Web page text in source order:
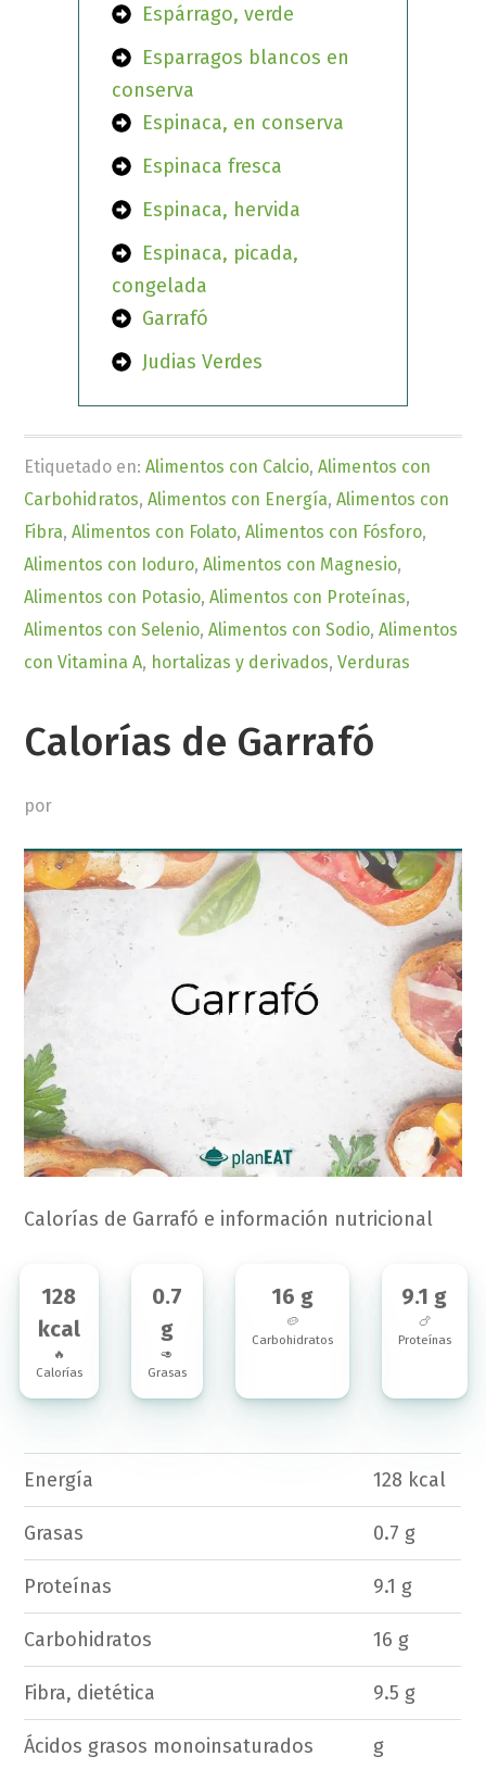
Espárrago, verde
Esparragos blancos en
conserva
Espinaca, en conserva
Espinaca fresca
Espinaca, hervida
Espinaca, picada,
congelada
Garrafó
Judias Verdes
Etiquetado en:Alimentos con Calcio,Alimentos con
Carbohidratos,Alimentos con Energía,Alimentos con
Fibra,Alimentos con Folato,Alimentos con Fósforo,
Alimentos con Ioduro,Alimentos con Magnesio,
Alimentos con Potasio,Alimentos con Proteínas,
Alimentos con Selenio,Alimentos con Sodio,Alimentos
con Vitamina A, hortalizas y derivados,Verduras
Calorías de Garrafó
por
Calorías de Garrafó e información nutricional
128
kcal
🔥
Calorías
0.7
g
🥑
Grasas
16 g
🥔
Carbohidratos
9.1 g
🍗
Proteínas
Energía 128 kcal
Grasas 0.7 g
Proteínas 9.1 g
Carbohidratos 16 g
Fibra, dietética 9.5 g
Ácidos grasos monoinsaturados g